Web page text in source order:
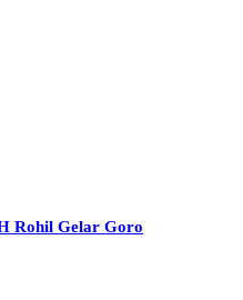
Rohil Gelar Goro